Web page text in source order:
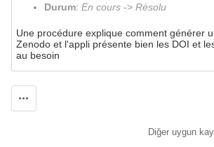
Durum: En cours -> Résolu
Une procédure explique comment générer
Zenodo et l'appli présente bien les DOI et
au besoin
Diğer uygun